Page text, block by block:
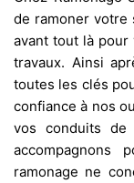
de ramoner votre
avant tout là
travaux. Ainsi
toutes les clés
confiance à nos
vos conduits de
accompagnons
ramonage ne